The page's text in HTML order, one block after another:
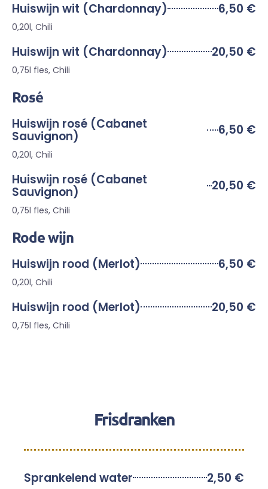
Huiswijn wit (Chardonnay) 6,50 €
0,20l, Chili
Huiswijn wit (Chardonnay) 20,50 €
0,75l fles, Chili
Rosé
Huiswijn rosé (Cabanet
Sauvignon) 6,50 €
0,20l, Chili
Huiswijn rosé (Cabanet
Sauvignon) 20,50 €
0,75l fles, Chili
Rode wijn
Huiswijn rood (Merlot) 6,50 €
0,20l, Chili
Huiswijn rood (Merlot) 20,50 €
0,75l fles, Chili
Frisdranken
Sprankelend water 2,50 €